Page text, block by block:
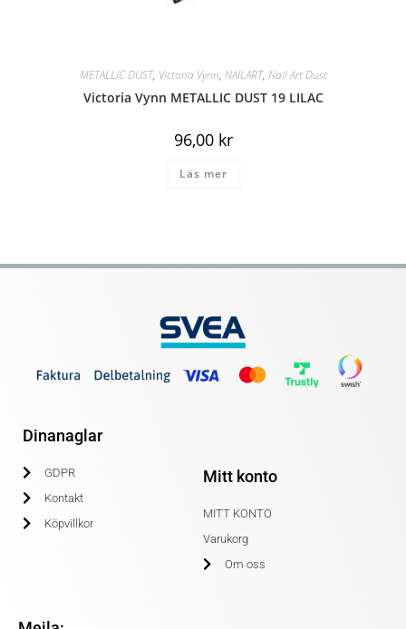
METALLIC DUST, Victoria Vynn, NAILART, Nail Art Dust
Victoria Vynn METALLIC DUST 19 LILAC
96,00 kr
Läs mer
Dinanaglar
GDPR
Kontakt
Köpvillkor
Mitt konto
MITT KONTO
Varukorg
Om oss